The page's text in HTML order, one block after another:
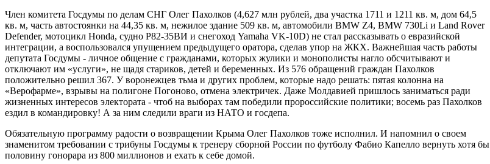
Член комитета Госдумы по делам СНГ Олег Пахолков (4,627 млн рублей, два участка 1711 и 1211 кв. м, дом 64,5
кв. м, часть автостоянки на 44,35 кв. м, нежилое здание 509 кв. м, автомобили BMW Z4, BMW 730Li и Land Rover
Defender, мотоцикл Honda, судно Р82-35ВИ и снегоход Yamaha VK-10D) не стал рассказывать о евразийской
интеграции, а воспользовался упущением предыдущего оратора, сделав упор на ЖКХ. Важнейшая часть работы
депутата Госдумы - личное общение с гражданами, которых жулики и монополисты нагло обсчитывают и
отключают им «услуги», не щадя стариков, детей и беременных. Из 576 обращений граждан Пахолков
положительно решил 367. У воронежцев тьма и других проблем, которые надо решать: пятая колонна на
«Верофарме», взрывы на полигоне Погоново, отмена электричек. Даже Молдавией пришлось заниматься ради
жизненных интересов электората - чтоб на выборах там победили пророссийские политики; восемь раз Пахолков
ездил в командировку! А за ним следили враги из НАТО и госдепа.
Обязательную программу радости о возвращении Крыма Олег Пахолков тоже исполнил. И напомнил о своем
знаменитом требовании с трибуны Госдумы к тренеру сборной России по футболу Фабио Капелло вернуть хотя бы
половину гонорара из 800 миллионов и ехать к себе домой.